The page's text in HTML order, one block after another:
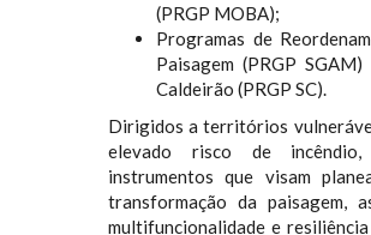
(PRGP MOBA);
Programas de
Paisagem (PRGP
Caldeirão (PRGP SC).
Dirigidos a territórios
elevado risco de
instrumentos que visam
transformação da paisagem,
multifuncionalidade e